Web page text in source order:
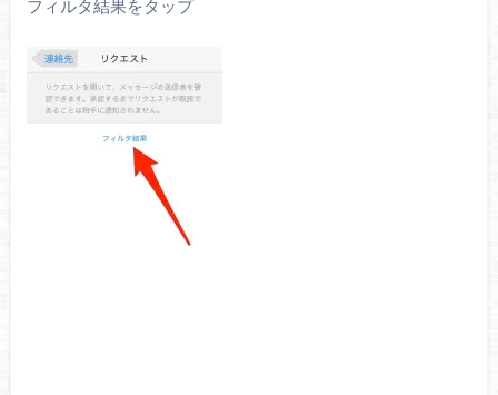
フィルタ結果をタップ